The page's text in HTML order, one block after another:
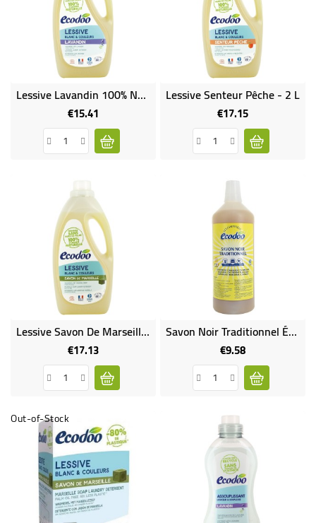
Lessive Lavandin 100% Naturelle - 2 L
€15.41
Lessive Senteur Pêche - 2 L
€17.15Price
Lessive Savon De Marseille 100% Naturelle - 2 L
€17.13Price
Savon Noir Traditionnel Écologique
€9.58Price
Out-of-Stock